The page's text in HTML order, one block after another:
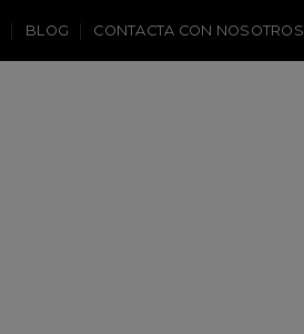
BLOG CONTACTA CON NOSOTROS